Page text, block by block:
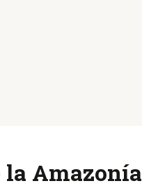
Amazonía